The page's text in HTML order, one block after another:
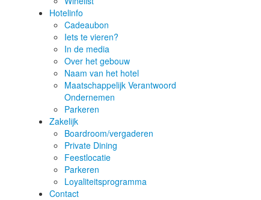
Hotelinfo
Cadeaubon
Iets te vieren?
In de media
Over het gebouw
Naam van het hotel
Maatschappelijk Verantwoord
Ondernemen
Parkeren
Zakelijk
Boardroom/vergaderen
Private Dining
Feestlocatie
Parkeren
Loyaliteitsprogramma
Contact